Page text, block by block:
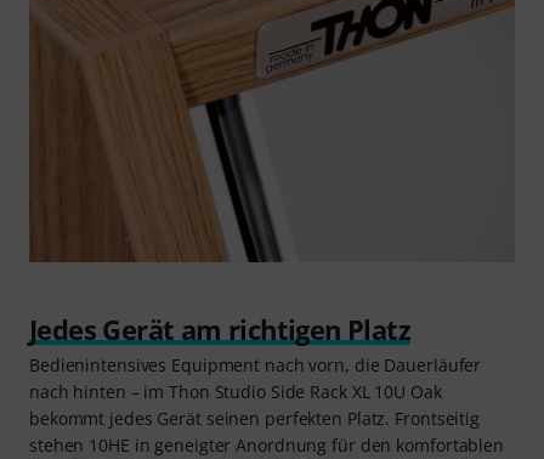
Jedes Gerät am richtigen Platz
Bedienintensives Equipment nach vorn, die Dauerläufer
nach hinten – im Thon Studio Side Rack XL 10U Oak
bekommt jedes Gerät seinen perfekten Platz. Frontseitig
stehen 10HE in geneigter Anordnung für den komfortablen